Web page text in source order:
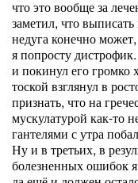
что это вообще за
заметил, что
недуга конечно
я попросту
и покинул его громко
тоской взглянул в
признать, что на
мускулатурой как-то
гантелями с утра
Ну и в третьих, в
болезненных ошибок